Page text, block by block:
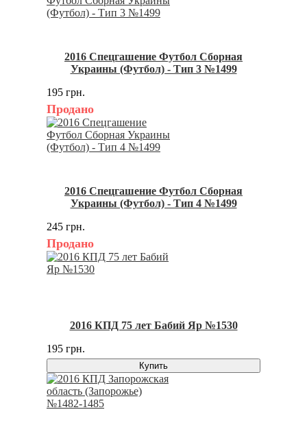
2016 Спецгашение Футбол Сборная
Украины (Футбол) - Тип 3 №1499
195 грн.
Продано
2016 Спецгашение Футбол Сборная
Украины (Футбол) - Тип 4 №1499
245 грн.
Продано
2016 КПД 75 лет Бабий Яр №1530
195 грн.
Купить